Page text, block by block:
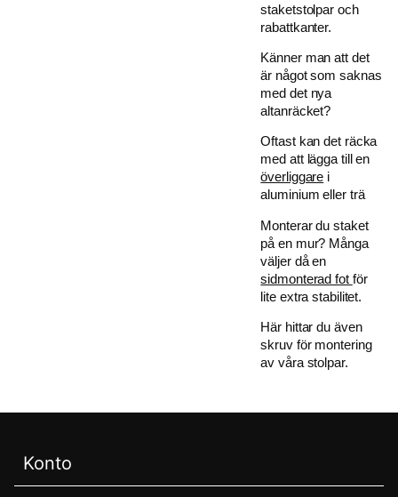
staketstolpar och
rabattkanter.
Känner man att det
är något som saknas
med det nya
altanräcket?
Oftast kan det räcka
med att lägga till en
överliggare i
aluminium eller trä
Monterar du staket
på en mur? Många
väljer då en
sidmonterad fot för
lite extra stabilitet.
Här hittar du även
skruv för montering
av våra stolpar.
Konto